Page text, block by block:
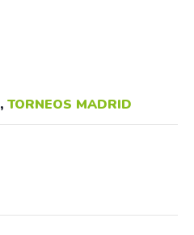
, TORNEOS MADRID